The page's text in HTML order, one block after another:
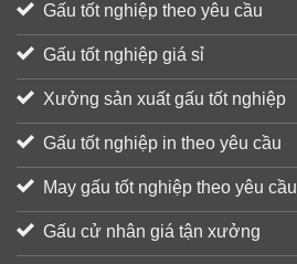
Gấu tốt nghiệp theo yêu cầu
Gấu tốt nghiệp giá sỉ
Xưởng sản xuất gấu tốt nghiệp
Gấu tốt nghiệp in theo yêu cầu
May gấu tốt nghiệp theo yêu cầu
Gấu cử nhân giá tận xưởng